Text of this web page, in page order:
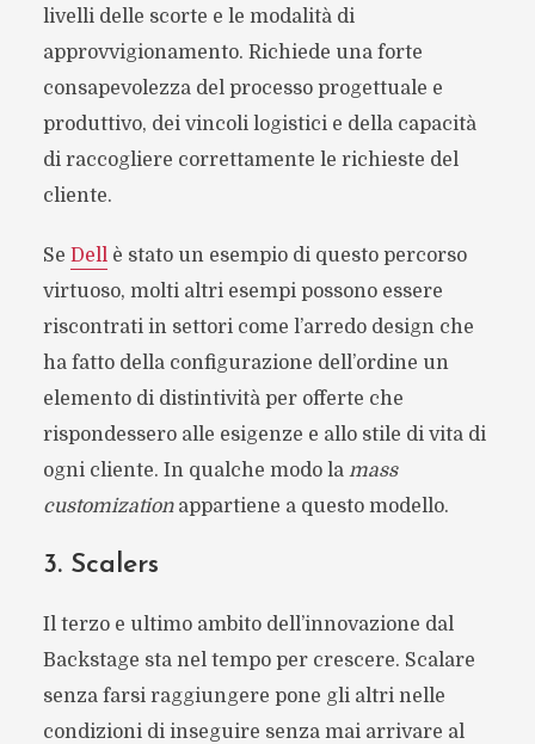
livelli delle scorte e le modalità di
approvvigionamento. Richiede una forte
consapevolezza del processo progettuale e
produttivo, dei vincoli logistici e della capacità
di raccogliere correttamente le richieste del
cliente.
Se Dellè stato un esempio di questo percorso
virtuoso, molti altri esempi possono essere
riscontrati in settori come l’arredo design che
ha fatto della configurazione dell’ordine un
elemento di distintività per offerte che
rispondessero alle esigenze e allo stile di vita di
ogni cliente. In qualche modo la mass
customizationappartiene a questo modello.
3. Scalers
Il terzo e ultimo ambito dell’innovazione dal
Backstage sta nel tempo per crescere. Scalare
senza farsi raggiungere pone gli altri nelle
condizioni di inseguire senza mai arrivare al